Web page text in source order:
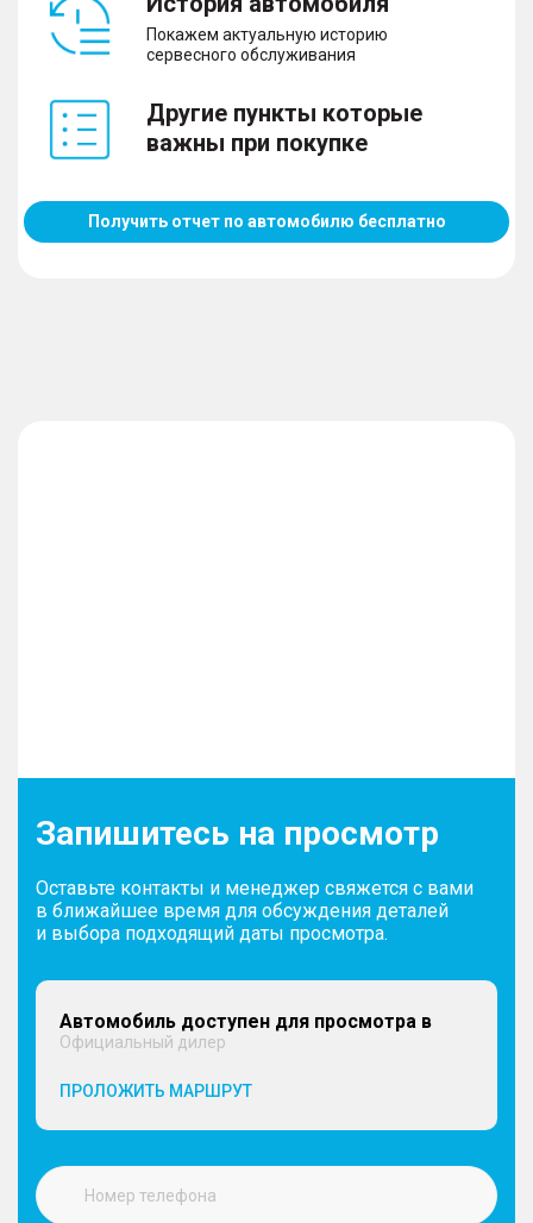
Покажем актуальную историю
сервесного обслуживания
Другие пункты которые
важны при покупке
Получить отчет по автомобилю бесплатно
Запишитесь на просмотр
Оставьте контакты и менеджер свяжется с вами
в ближайшее время для обсуждения деталей
и выбора подходящий даты просмотра.
Автомобиль доступен для просмотра в
Официальный дилер
ПРОЛОЖИТЬ МАРШРУТ